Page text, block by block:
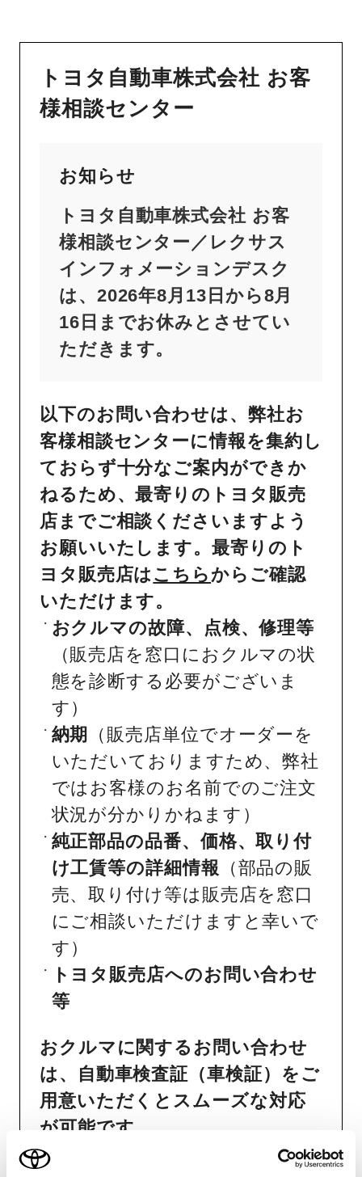
トヨタ自動車株式会社 お客
様相談センター
お知らせ
トヨタ自動車株式会社 お客
様相談センター／レクサス
インフォメーションデスク
は、2026年8月13日から8月
16日までお休みとさせてい
ただきます。
以下のお問い合わせは、弊社お
客様相談センターに情報を集約し
ておらず十分なご案内ができか
ねるため、最寄りのトヨタ販売
店までご相談くださいますよう
お願いいたします。最寄りのト
ヨタ販売店はこちら からご確認
いただけます。
おクルマの故障、点検、修理等
（販売店を窓口におクルマの状
態を診断する必要がございま
す）
納期
（販売店単位でオーダーを
いただいておりますため、弊社
ではお客様のお名前でのご注文
状況が分かりかねます）
純正部品の品番、価格、取り付
け工賃等の詳細情報 （部品の販
売、取り付け等は販売店を窓口
にご相談いただけますと幸いで
す）
トヨタ販売店へのお問い合わせ
等
おクルマに関するお問い合わせ
は、自動車検査証（車検証）をご
用意いただくとスムーズな対応
が可能です。